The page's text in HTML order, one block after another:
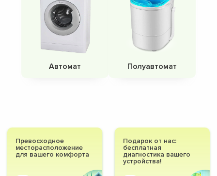
Автомат Полуавтомат
Превосходное
месторасположение
для вашего комфорта
Подарок от нас:
бесплатная
диагностика вашего
устройства!